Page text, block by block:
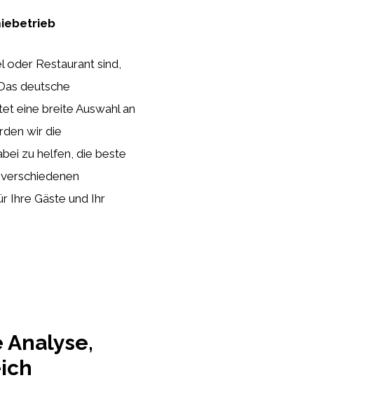
Restaurant sind,
deutsche
eine breite Auswahl an
wir die
zu helfen, die beste
Ihre Gäste und Ihr